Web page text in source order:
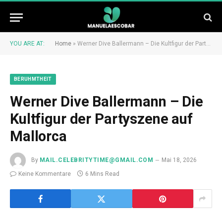
YOU ARE AT: Home » Werner Dive Ballermann – Die Kultfigur der Partyszene auf Mallorca
BERUHMTHEIT
Werner Dive Ballermann – Die
Kultfigur der Partyszene auf
Mallorca
By MAIL.CELEBRITYTIME@GMAIL.COM
Mai 18, 2026
Keine Kommentare
6 Mins Read